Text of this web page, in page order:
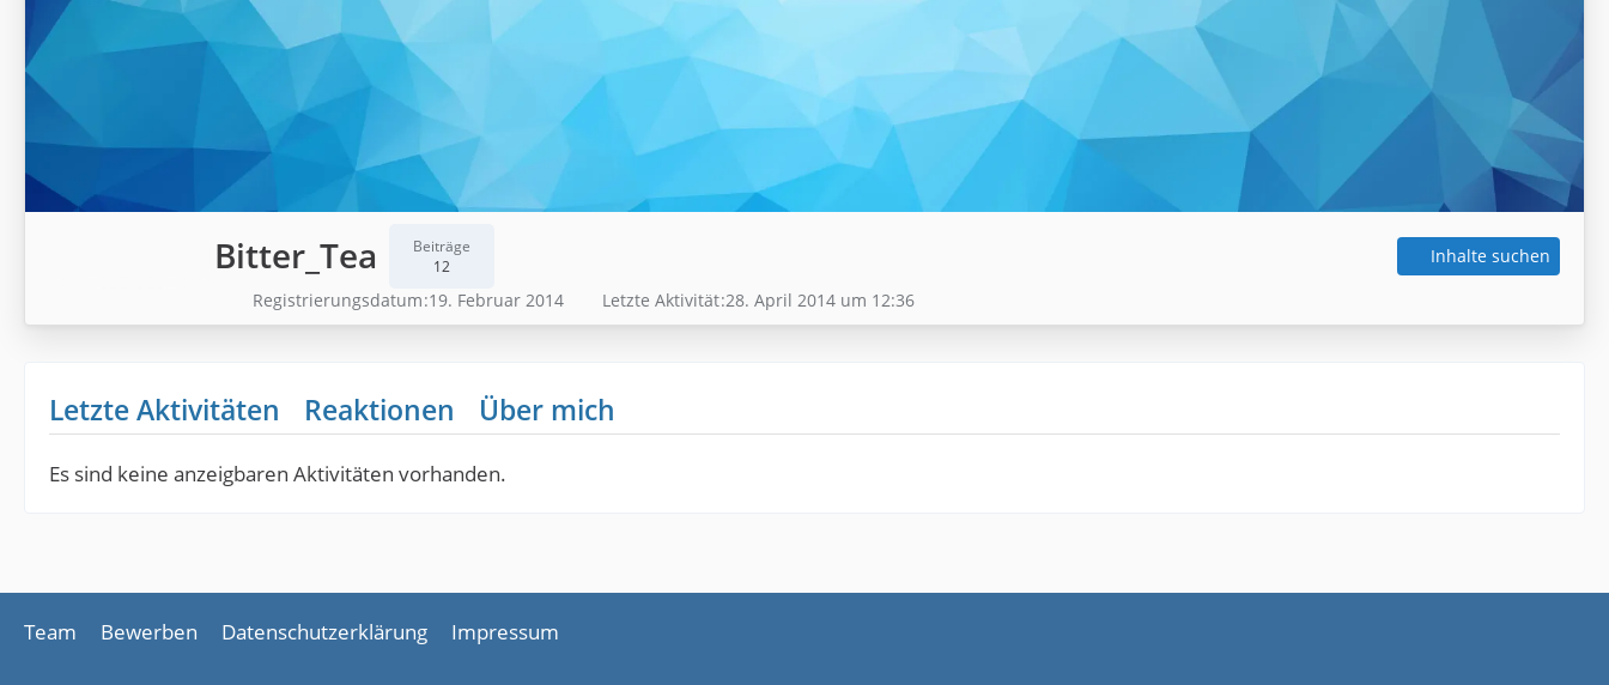
Bitter_Tea
Beiträge
12
Inhalte suchen
Registrierungsdatum 19. Februar 2014 Letzte Aktivität 28. April 2014 um 12:36
Letzte Aktivitäten Reaktionen Über mich
Es sind keine anzeigbaren Aktivitäten vorhanden.
Team Bewerben Datenschutzerklärung Impressum